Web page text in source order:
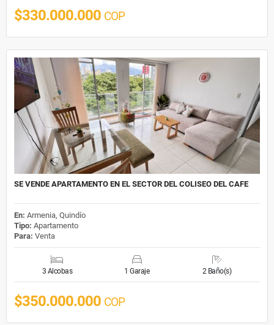
$330.000.000 COP
SE VENDE APARTAMENTO EN EL SECTOR DEL COLISEO DEL CAFE
En: Armenia, Quindío
Tipo: Apartamento
Para: Venta
3 Alcobas 1 Garaje 2 Baño(s)
$350.000.000 COP